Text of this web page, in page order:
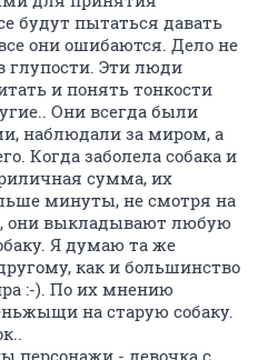
будут пытаться давать
они ошибаются. Дело не
глупости. Эти люди
и понять тонкости
Они всегда были
наблюдали за миром, а
Когда заболела собака и
сумма, их
минуты, не смотря на
они выкладывают любую
Я думаю та же
как и большинство
:-). По их мнению
на старую собаку.
персонажи - девочка с